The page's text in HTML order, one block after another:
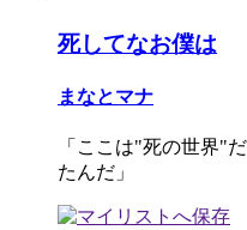
死してなお僕は
まなとマナ
「ここは"死の世界"
たんだ」